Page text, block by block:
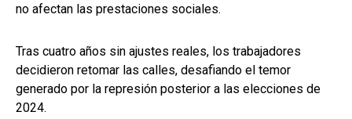
no afectan las prestaciones sociales.
Tras cuatro años sin ajustes reales, los trabajadores
decidieron retomar las calles, desafiando el temor
generado por la represión posterior a las elecciones de
2024.